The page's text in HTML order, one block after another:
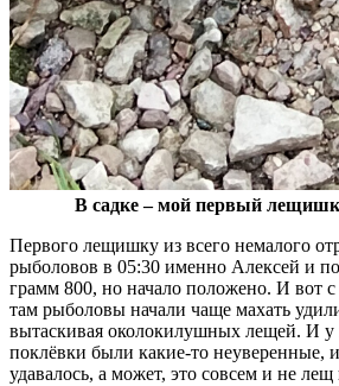
В садке – мой первый
Первого лещишку из всего немалого
рыболовов в 05:30 именно Алексей и
грамм 800, но начало положено. И вот с
там рыболовы начали чаще махать
вытаскивая околокилушных лещей. И у
поклёвки были какие-то неуверенные,
удавалось, а может, это совсем и не лещ